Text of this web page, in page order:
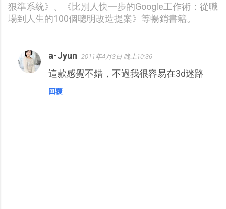
狠準系統》、《比別人快一步的Google工作術：從職
場到人生的100個聰明改造提案》等暢銷書籍。
留
言
a-Jyun 2011年4月3日 晚上10:36
這款感覺不錯，不過我很容易在3d迷路
回覆